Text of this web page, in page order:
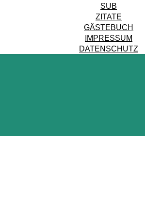
SUB
ZITATE
GÄSTEBUCH
IMPRESSUM
DATENSCHUTZ